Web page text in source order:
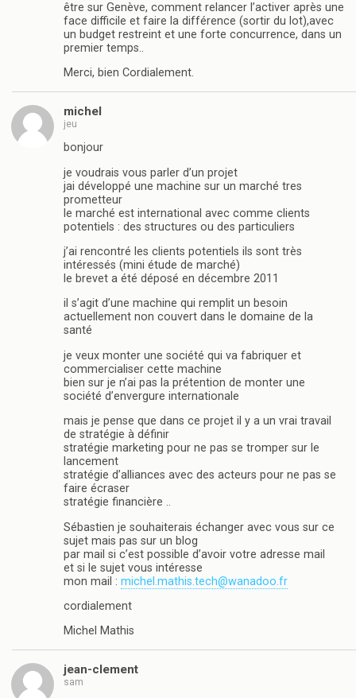
être sur Genève, comment relancer l’activer après une
face difficile et faire la différence (sortir du lot),avec
un budget restreint et une forte concurrence, dans un
premier temps..
Merci, bien Cordialement.
michel
jeu
bonjour
je voudrais vous parler d’un projet
jai développé une machine sur un marché tres
prometteur
le marché est international avec comme clients
potentiels : des structures ou des particuliers
j’ai rencontré les clients potentiels ils sont très
intéressés (mini étude de marché)
le brevet a été déposé en décembre 2011
il s’agit d’une machine qui remplit un besoin
actuellement non couvert dans le domaine de la
santé
je veux monter une société qui va fabriquer et
commercialiser cette machine
bien sur je n’ai pas la prétention de monter une
société d’envergure internationale
mais je pense que dans ce projet il y a un vrai travail
de stratégie à définir
stratégie marketing pour ne pas se tromper sur le
lancement
stratégie d’alliances avec des acteurs pour ne pas se
faire écraser
stratégie financière ..
Sébastien je souhaiterais échanger avec vous sur ce
sujet mais pas sur un blog
par mail si c’est possible d’avoir votre adresse mail
et si le sujet vous intéresse
mon mail : michel.mathis.tech@wanadoo.fr
cordialement
Michel Mathis
jean-clement
sam